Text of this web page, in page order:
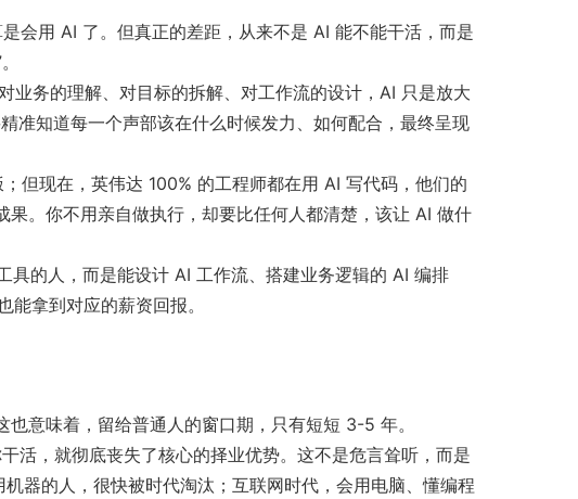
会用 AI 了。但真正的差距，从来不是 AI 能不能干活，而是
务的理解、对目标的拆解、对工作流的设计，AI 只是放大
准知道每一个声部该在什么时候发力、如何配合，最终呈现
但现在，英伟达 100% 的工程师都在用 AI 写代码，他们的
。你不用亲自做执行，却要比任何人都清楚，该让 AI 做什
的人，而是能设计 AI 工作流、搭建业务逻辑的 AI 编排
拿到对应的薪资回报。
意味着，留给普通人的窗口期，只有短短 3-5 年。
活，就彻底丧失了核心的择业优势。这不是危言耸听，而是
器的人，很快被时代淘汰；互联网时代，会用电脑、懂编程